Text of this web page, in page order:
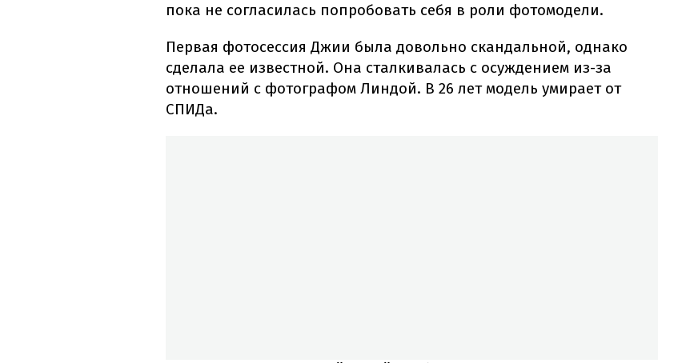
пока не согласилась попробовать себя в роли фотомодели.
Первая фотосессия Джии была довольно скандальной, однако
сделала ее известной. Она сталкивалась с осуждением из-за
отношений с фотографом Линдой. В 26 лет модель умирает от
СПИДа.